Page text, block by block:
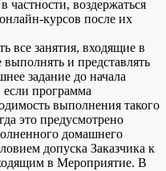
частности, воздержаться
курсов после их
все занятия, входящие в
и представлять
задание до начала
если программа
выполнения такого
это предусмотрено
домашнего
допуска Заказчика к
в Мероприятие. В